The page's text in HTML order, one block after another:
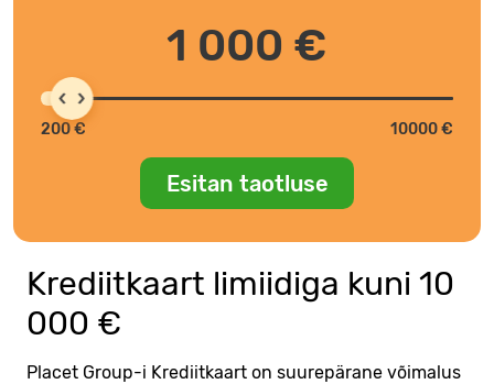
1 000 €
200 € 10000 €
Esitan taotluse
Krediitkaart limiidiga kuni 10
000 €
Placet Group-i Krediitkaart on suurepärane võimalus